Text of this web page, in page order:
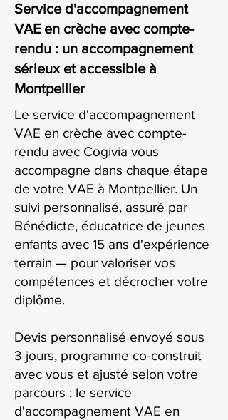
Service d'accompagnement
VAE en crèche avec compte-
rendu : un accompagnement
sérieux et accessible à
Montpellier
Le service d'accompagnement
VAE en crèche avec compte-
rendu avec Cogivia vous
accompagne dans chaque étape
de votre VAE à Montpellier. Un
suivi personnalisé, assuré par
Bénédicte, éducatrice de jeunes
enfants avec 15 ans d'expérience
terrain — pour valoriser vos
compétences et décrocher votre
diplôme.
Devis personnalisé envoyé sous
3 jours, programme co-construit
avec vous et ajusté selon votre
parcours : le service
d'accompagnement VAE en